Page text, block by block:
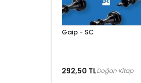
Gaip - SC
292,50 TLDoğan Kitap